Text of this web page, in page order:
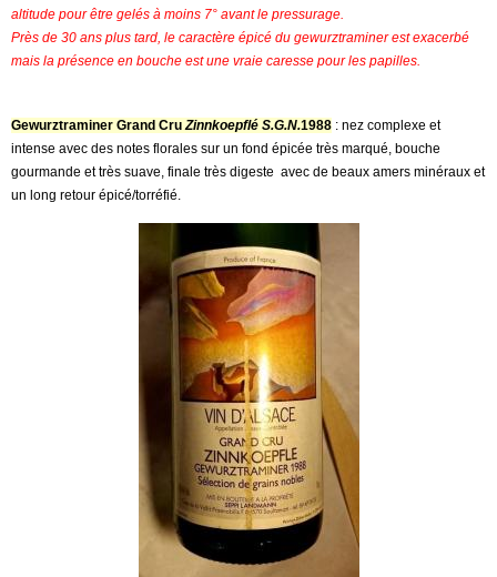
altitude pour être gelés à moins 7° avant le pressurage.
Près de 30 ans plus tard, le caractère épicé du gewurztraminer est exacerbé
mais la présence en bouche est une vraie caresse pour les papilles.
Gewurztraminer Grand CruZinnkoepflé S.G.N.1988 : nez complexe et
intense avec des notes florales sur un fond épicée très marqué, bouche
gourmande et très suave, finale très digeste avec de beaux amers minéraux et
un long retour épicé/torréfié.